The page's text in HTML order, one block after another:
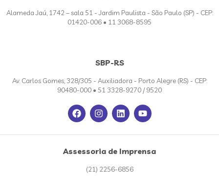
Alameda Jaú, 1742 – sala 51 - Jardim Paulista - São Paulo (SP) - CEP:
01420-006 • 11 3068-8595
SBP-RS
Av. Carlos Gomes, 328/305 - Auxiliadora - Porto Alegre (RS) - CEP:
90480-000 • 51 3328-9270 / 9520
Assessoria de Imprensa
(21) 2256-6856